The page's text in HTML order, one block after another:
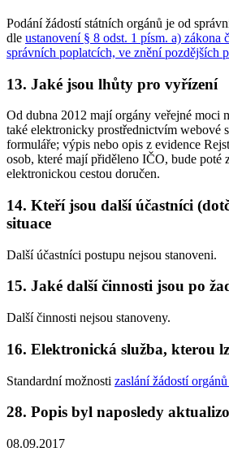
Podání žádostí státních orgánů je od
dle ustanovení § 8 odst. 1 písm. a) zákona
správních poplatcích, ve znění pozdějších
13. Jaké jsou lhůty pro vyřízení
Od dubna 2012 mají orgány veřejné moci
také elektronicky prostřednictvím webové
formuláře; výpis nebo opis z evidence
osob, které mají přiděleno IČO, bude poté
elektronickou cestou doručen.
14. Kteří jsou další účastníci
situace
Další účastníci postupu nejsou stanoveni.
15. Jaké další činnosti jsou po
Další činnosti nejsou stanoveny.
16. Elektronická služba, kterou
Standardní možnosti zaslání žádostí
28. Popis byl naposledy
08.09.2017